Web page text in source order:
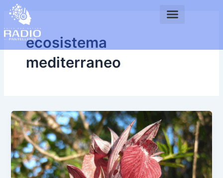
contenuto
ecosistema
mediterraneo